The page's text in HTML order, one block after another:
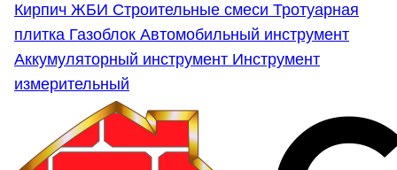
Кирпич ЖБИ Строительные смеси Тротуарная
плитка Газоблок Автомобильный инструмент
Аккумуляторный инструмент Инструмент
измерительный